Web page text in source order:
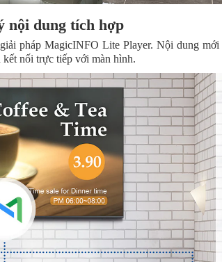
nội dung tích hợp
pháp MagicINFO Lite Player. Nội dung mới
nối trực tiếp với màn hình.